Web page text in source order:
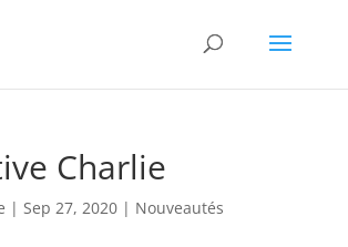
Charlie
| Sep 27, 2020| Nouveautés